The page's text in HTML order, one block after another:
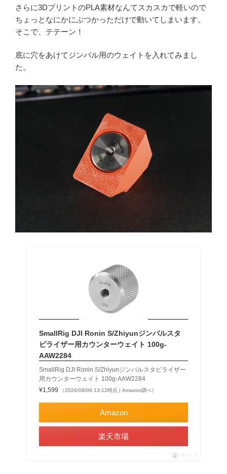
さらに3DプリントのPLA素材なんてスカスカで軽いので
ちょっとなにかにぶつかっただけで動いてしまいます。
そこで、テテーン！
底に穴をあけてジンバル用のウェイトを入れてみまし
た。
SmallRig DJI Ronin S/Zhiyunジンバルスタ
ビライザー用カウンターウェイト 100g-
AAW2284
SmallRig DJI Ronin S/Zhiyunジンバルスタビライザー
用カウンターウェイト 100g-AAW2284
¥1,599
（2026/08/06 13:12時点 | Amazon調べ）
Amazon
楽天市場
ポチップ